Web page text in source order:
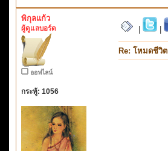
พิกุลแก้ว
ผู้ดูแลบอร์ด
ออฟไลน์
กระทู้: 1056
Re: โหมดชีวิต